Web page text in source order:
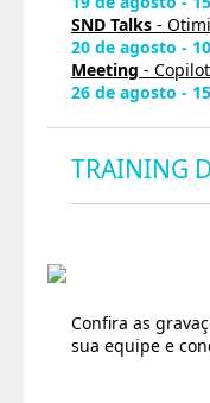
SND Talks -
20 de agosto -
Meeting -
26 de agosto -
TRAINING
Confira as
sua equipe e